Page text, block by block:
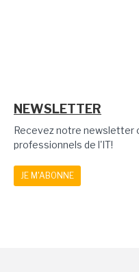
NEWSLETTER
Recevez notre newsletter
professionnels de l'IT!
JE M'ABONNE